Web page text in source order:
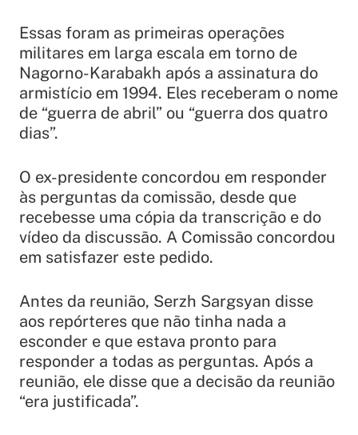
Essas foram as primeiras operações
militares em larga escala em torno de
Nagorno-Karabakh após a assinatura do
armistício em 1994. Eles receberam o nome
de “guerra de abril” ou “guerra dos quatro
dias”.
O ex-presidente concordou em responder
às perguntas da comissão, desde que
recebesse uma cópia da transcrição e do
vídeo da discussão. A Comissão concordou
em satisfazer este pedido.
Antes da reunião, Serzh Sargsyan disse
aos repórteres que não tinha nada a
esconder e que estava pronto para
responder a todas as perguntas. Após a
reunião, ele disse que a decisão da reunião
“era justificada”.